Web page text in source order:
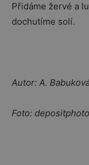
Přidáme žervé a
dochutíme solí.
Autor: A.
Foto: